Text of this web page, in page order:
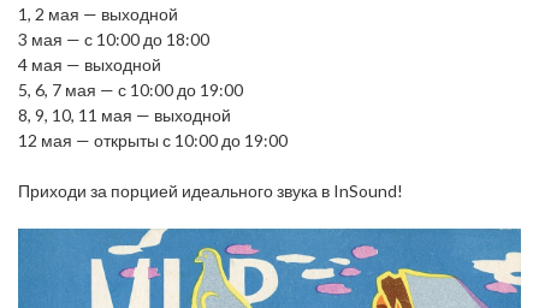
1, 2 мая — выходной
3 мая — с 10:00 до 18:00
4 мая — выходной
5, 6, 7 мая — с 10:00 до 19:00
8, 9, 10, 11 мая — выходной
12 мая — открыты с 10:00 до 19:00
Приходи за порцией идеального звука в InSound!